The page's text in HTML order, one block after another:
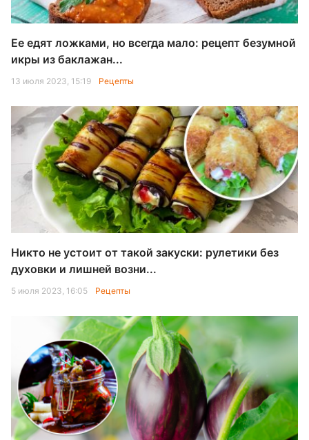
Ее едят ложками, но всегда мало: рецепт безумной
икры из баклажан...
13 июля 2023, 15:19 Рецепты
Никто не устоит от такой закуски: рулетики без
духовки и лишней возни...
5 июля 2023, 16:05 Рецепты